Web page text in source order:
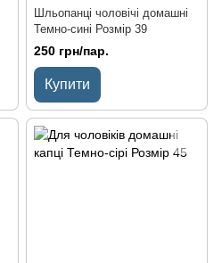
Шльопанці чоловічі домашні
Темно-сині Розмір 39
250 грн/пар.
Купити